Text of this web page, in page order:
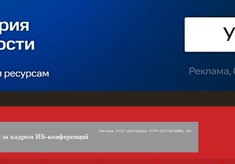
за кадром ИБ-конференций
Реклама. ООО «АМ Медиа» ОГРН 1077746725891, 18+